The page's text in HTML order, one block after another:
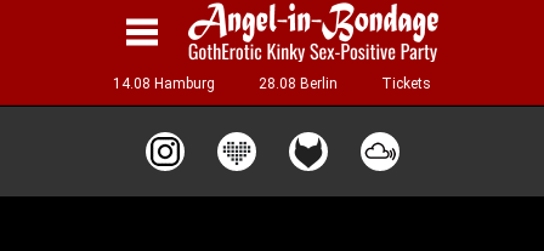
14.08 Hamburg 28.08 Berlin Tickets